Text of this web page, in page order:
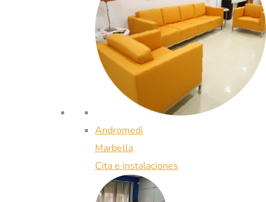
Andromedi
Marbella
Cita e instalaciones